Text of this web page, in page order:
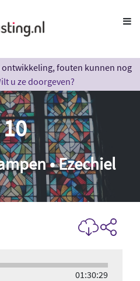
fouten kunnen nog
u ze doorgeven?
• Ezechiel
01:30:29